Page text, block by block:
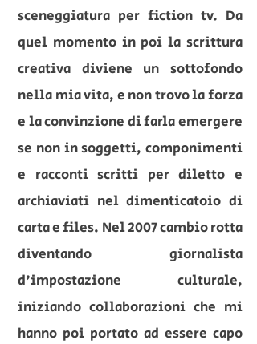
sceneggiatura per fiction tv. Da
quel momento in poi la scrittura
creativa diviene un sottofondo
nella mia vita, e non trovo la forza
e la convinzione di farla emergere
se non in soggetti, componimenti
e racconti scritti per diletto e
archiaviati nel dimenticatoio di
carta e files. Nel 2007 cambio rotta
diventando giornalista
d'impostazione culturale,
iniziando collaborazioni che mi
hanno poi portato ad essere capo